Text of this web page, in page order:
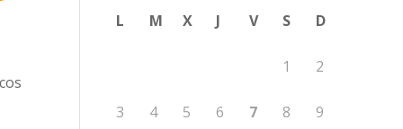
L M X J V S D
1 2
3 4 5 6 7 8 9